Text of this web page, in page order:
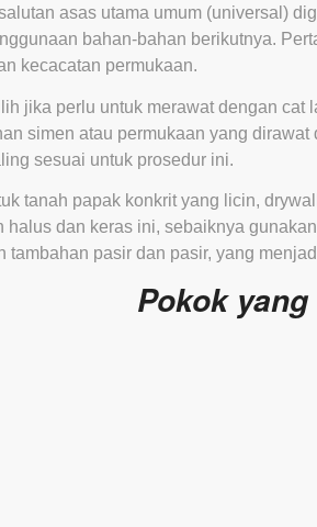
asas utama umum (universal)
bahan-bahan berikutnya.
kecacatan permukaan.
jika perlu untuk merawat dengan cat
simen atau permukaan yang
sesuai untuk prosedur ini.
tanah papak konkrit yang licin,
halus dan keras ini, sebaiknya
tambahan pasir dan pasir, yang
Pokok